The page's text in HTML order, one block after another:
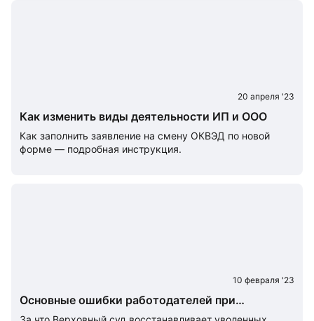
20 апреля '23
Как изменить виды деятельности ИП и ООО
Как заполнить заявление на смену ОКВЭД по новой
форме — подробная инструкция.
10 февраля '23
Основные ошибки работодателей при
увольнении работников в 2024 году